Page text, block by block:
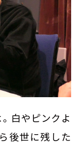
白やピンクよ
後世に残した